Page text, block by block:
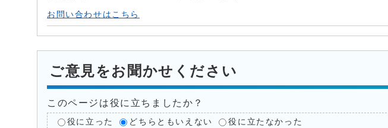
お問い合わせはこちら
ご意見をお聞かせください
このページは役に立ちましたか？
役に立った どちらともいえない 役に立たなかった